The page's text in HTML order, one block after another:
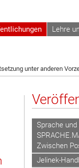
Lehre
unter anderen
Sprache und
Zwischen
Jelinek-